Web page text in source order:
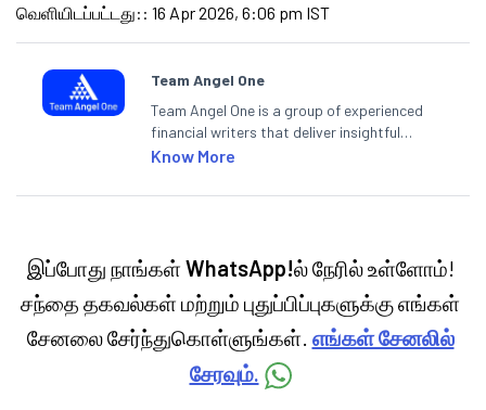
வெளியிடப்பட்டது: : 16 Apr 2026, 6:06 pm IST
Team Angel One
Team Angel One is a group of experienced
financial writers that deliver insightful
articles on the stock market, IPO, economy,
categories.
Know More
இப்போது நாங்கள் WhatsApp!ல் நேரில் உள்ளோம்!
சந்தை தகவல்கள் மற்றும் புதுப்பிப்புகளுக்கு எங்கள்
சேனலை சேர்ந்துகொள்ளுங்கள். எங்கள் சேனலில்
சேரவும்.